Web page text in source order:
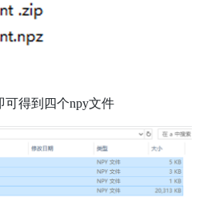
可得到四个npy文件